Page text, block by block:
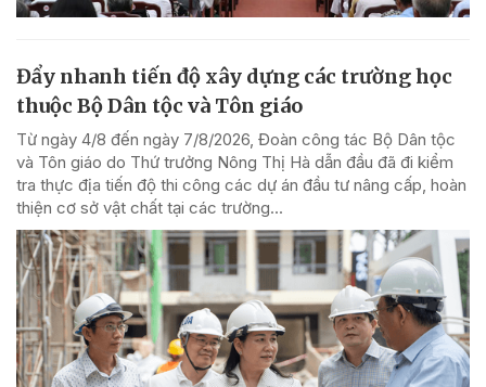
Đẩy nhanh tiến độ xây dựng các trường học
thuộc Bộ Dân tộc và Tôn giáo
Từ ngày 4/8 đến ngày 7/8/2026, Đoàn công tác Bộ Dân tộc
và Tôn giáo do Thứ trưởng Nông Thị Hà dẫn đầu đã đi kiểm
tra thực địa tiến độ thi công các dự án đầu tư nâng cấp, hoàn
thiện cơ sở vật chất tại các trường...